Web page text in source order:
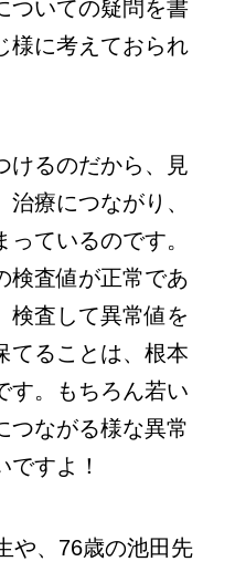
ついての疑問を書
様に考えておられ
るのだから、見
療につながり、
ているのです。
検査値が正常であ
検査して異常値を
てることは、根本
す。もちろん若い
つながる様な異常
すよ！
や、76歳の池田先